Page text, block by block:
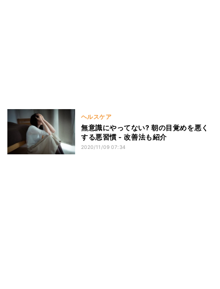
ヘルスケア
無意識にやってない? 朝の目覚めを悪く
する悪習慣 - 改善法も紹介
2020/11/09 07:34